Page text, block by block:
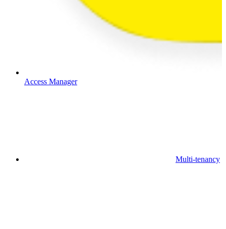
Access Manager
Multi-tenancy